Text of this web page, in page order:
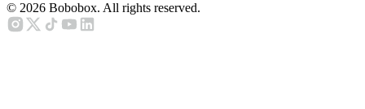
© 2026 Bobobox. All rights reserved.